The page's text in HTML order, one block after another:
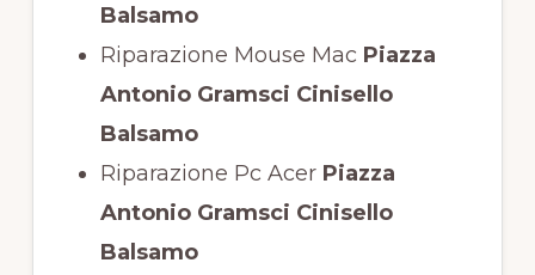
Balsamo
Riparazione Mouse Mac Piazza
Antonio Gramsci Cinisello
Balsamo
Riparazione Pc AcerPiazza
Antonio Gramsci Cinisello
Balsamo